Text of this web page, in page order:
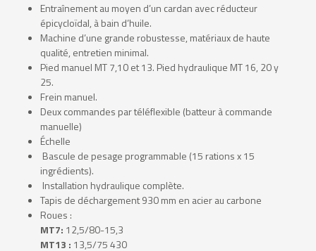
Entraînement au moyen d’un cardan avec réducteur
épicycloïdal, à bain d’huile.
Machine d’une grande robustesse, matériaux de haute
qualité, entretien minimal.
Pied manuel MT 7,10 et 13. Pied hydraulique MT 16, 20 y
25.
Frein manuel.
Deux commandes par téléflexible (batteur à commande
manuelle)
Échelle
Bascule de pesage programmable (15 rations x 15
ingrédients).
Installation hydraulique complète.
Tapis de déchargement 930 mm en acier au carbone
Roues :
MT7: 12,5/80-15,3
MT13 : 13,5/75 430